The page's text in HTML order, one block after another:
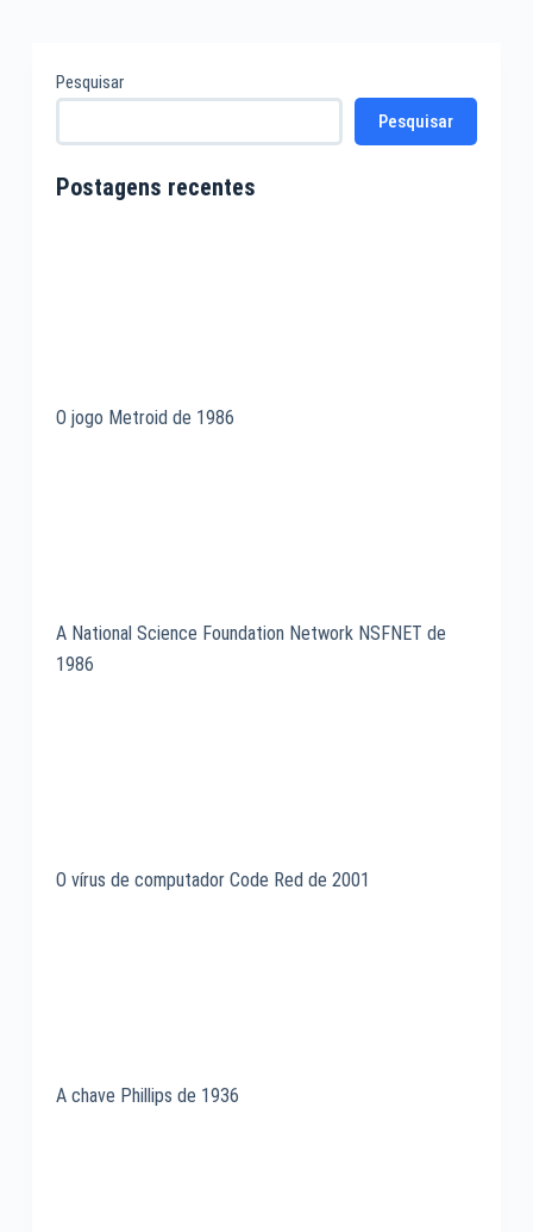
Pesquisar
Pesquisar
Postagens recentes
O jogo Metroid de 1986
A National Science Foundation Network NSFNET de
1986
O vírus de computador Code Red de 2001
A chave Phillips de 1936